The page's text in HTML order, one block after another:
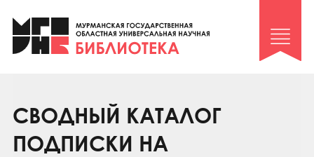
Клуб «Гиря и сельдерей»
Клуб «Семейный архив»
Коллегам
Контакты
СВОДНЫЙ КАТАЛОГ
ПОДПИСКИ НА